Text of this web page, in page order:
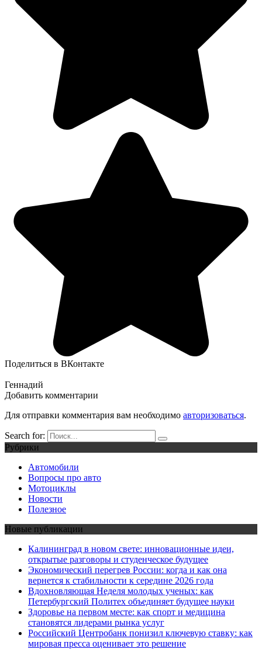
Поделиться в ВКонтакте
Геннадий
Добавить комментарии
Для отправки комментария вам необходимо авторизоваться.
Search for:
Рубрики
Автомобили
Вопросы про авто
Мотоциклы
Новости
Полезное
Новые публикации
Калининград в новом свете: инновационные идеи,
открытые разговоры и студенческое будущее
Экономический перегрев России: когда и как она
вернется к стабильности к середине 2026 года
Вдохновляющая Неделя молодых ученых: как
Петербургский Политех объединяет будущее науки
Здоровье на первом месте: как спорт и медицина
становятся лидерами рынка услуг
Российский Центробанк понизил ключевую ставку: как
мировая пресса оценивает это решение